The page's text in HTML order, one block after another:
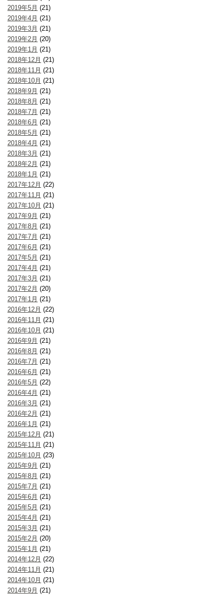
2019年5月 (21)
2019年4月 (21)
2019年3月 (21)
2019年2月 (20)
2019年1月 (21)
2018年12月 (21)
2018年11月 (21)
2018年10月 (21)
2018年9月 (21)
2018年8月 (21)
2018年7月 (21)
2018年6月 (21)
2018年5月 (21)
2018年4月 (21)
2018年3月 (21)
2018年2月 (21)
2018年1月 (21)
2017年12月 (22)
2017年11月 (21)
2017年10月 (21)
2017年9月 (21)
2017年8月 (21)
2017年7月 (21)
2017年6月 (21)
2017年5月 (21)
2017年4月 (21)
2017年3月 (21)
2017年2月 (20)
2017年1月 (21)
2016年12月 (22)
2016年11月 (21)
2016年10月 (21)
2016年9月 (21)
2016年8月 (21)
2016年7月 (21)
2016年6月 (21)
2016年5月 (22)
2016年4月 (21)
2016年3月 (21)
2016年2月 (21)
2016年1月 (21)
2015年12月 (21)
2015年11月 (21)
2015年10月 (23)
2015年9月 (21)
2015年8月 (21)
2015年7月 (21)
2015年6月 (21)
2015年5月 (21)
2015年4月 (21)
2015年3月 (21)
2015年2月 (20)
2015年1月 (21)
2014年12月 (22)
2014年11月 (21)
2014年10月 (21)
2014年9月 (21)